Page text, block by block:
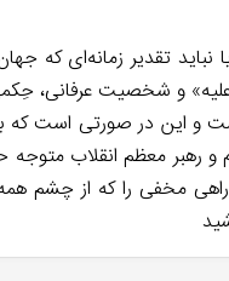
تقدیر زمانه‌ای که
و شخصیت عرفانی،
و این در صورتی است
و رهبر معظم انقلاب
مخفی را که از چشم